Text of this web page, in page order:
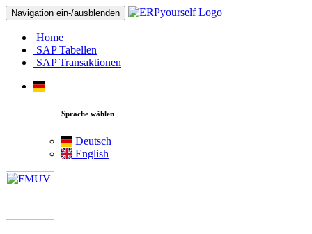
Navigation ein-/ausblenden
Home
SAP Tabellen
SAP Transaktionen
Sprache wählen
Deutsch
English